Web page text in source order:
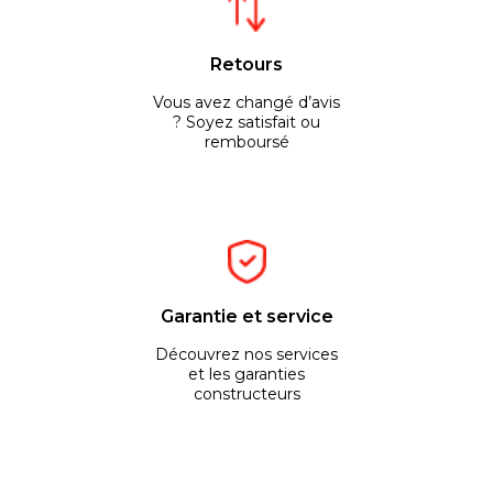
Retours
Vous avez changé d’avis
? Soyez satisfait ou
remboursé
Garantie et service
Découvrez nos services
et les garanties
constructeurs